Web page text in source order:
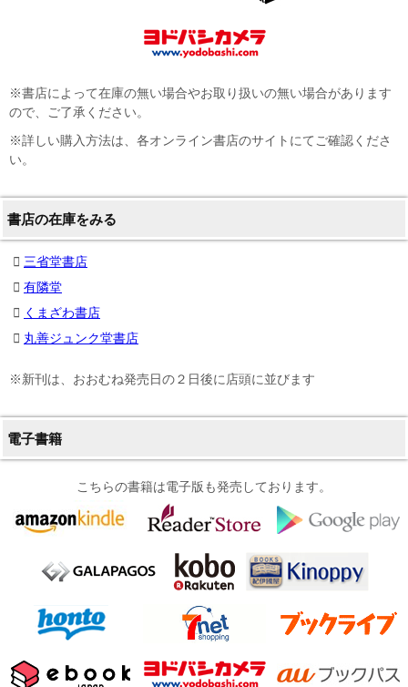
※書店によって在庫の無い場合やお取り扱いの無い場合があります
ので、ご了承ください。
※詳しい購入方法は、各オンライン書店のサイトにてご確認くださ
い。
書店の在庫をみる
三省堂書店
有隣堂
くまざわ書店
丸善ジュンク堂書店
※新刊は、おおむね発売日の２日後に店頭に並びます
電子書籍
こちらの書籍は電子版も発売しております。